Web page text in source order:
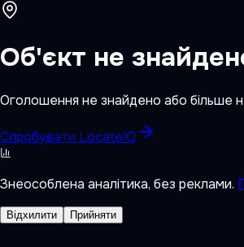
Об'єкт не
Оголошення не знайдено або більше
Спробувати LocateIQ
Знеособлена аналітика, без реклами.
Відхилити Прийняти